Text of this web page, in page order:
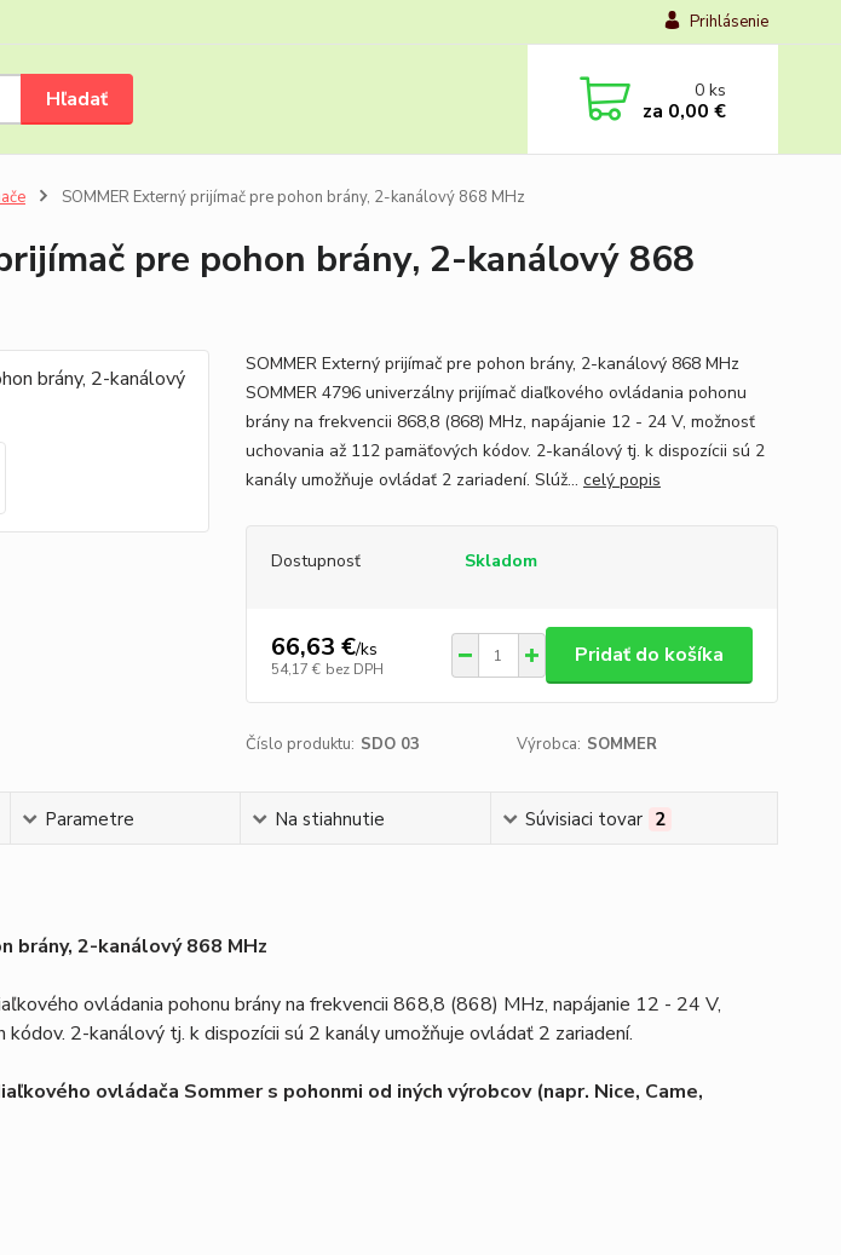
Prihlásenie
Hľadať 0ks
za 0,00 €
SOMMER Externý prijímač pre pohon brány, 2-kanálový 868 MHz
pre pohon brány, 2-kanálový 868
SOMMER Externý prijímač pre pohon brány, 2-kanálový 868 MHz
SOMMER 4796 univerzálny prijímač diaľkového ovládania pohonu
brány na frekvencii 868,8 (868) MHz, napájanie 12 - 24 V, možnosť
uchovania až 112 pamäťových kódov. 2-kanálový tj. k dispozícii sú 2
kanály umožňuje ovládať 2 zariadení. Slúž... celý popis
Dostupnosť Skladom
66,63 €/ks
54,17 € bez DPH
Pridať do košíka
Číslo produktu: SDO 03 Výrobca: SOMMER
Parametre Na stiahnutie Súvisiaci tovar 2
brány, 2-kanálový 868 MHz
ovládania pohonu brány na frekvencii 868,8 (868) MHz, napájanie 12 - 24 V,
2-kanálový tj. k dispozícii sú 2 kanály umožňuje ovládať 2 zariadení.
ovládača Sommer s pohonmi od iných výrobcov (napr. Nice, Came,